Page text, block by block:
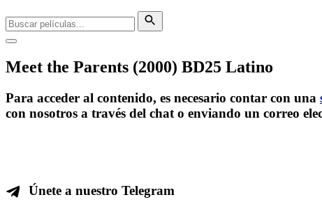
Meet the Parents (2000) BD25 Latino
Para acceder al contenido, es necesario contar con una
con nosotros a través del chat o enviando un correo
Únete a nuestro Telegram